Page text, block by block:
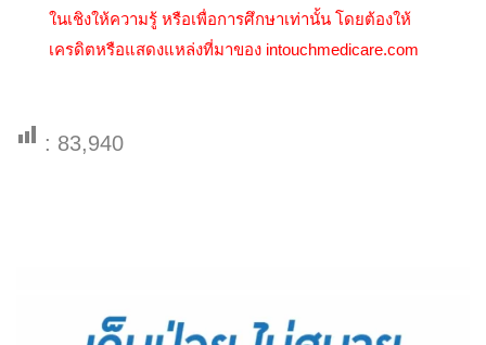
ในเชิงให้ความรู้ หรือเพื่อการศึกษาเท่านั้น โดยต้องให้
เครดิตหรือแสดงแหล่งที่มาของ intouchmedicare.com
: 83,940